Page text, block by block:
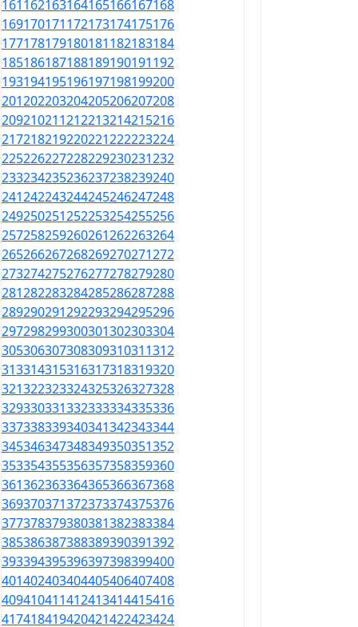
161162163164165166167168
169170171172173174175176
177178179180181182183184
185186187188189190191192
193194195196197198199200
201202203204205206207208
209210211212213214215216
217218219220221222223224
225226227228229230231232
233234235236237238239240
241242243244245246247248
249250251252253254255256
257258259260261262263264
265266267268269270271272
273274275276277278279280
281282283284285286287288
289290291292293294295296
297298299300301302303304
305306307308309310311312
313314315316317318319320
321322323324325326327328
329330331332333334335336
337338339340341342343344
345346347348349350351352
353354355356357358359360
361362363364365366367368
369370371372373374375376
377378379380381382383384
385386387388389390391392
393394395396397398399400
401402403404405406407408
409410411412413414415416
417418419420421422423424